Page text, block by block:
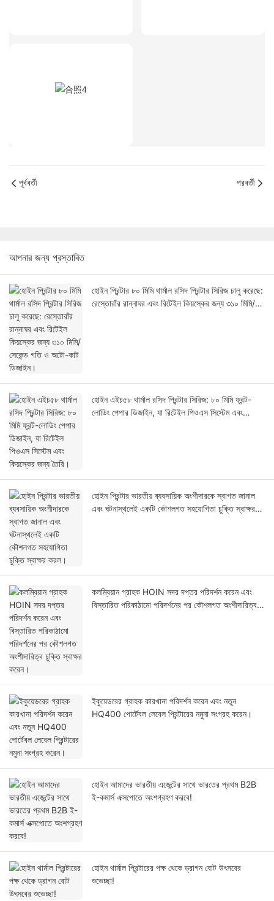
পূর্ববর্তী পরবর্তী
আপনার জন্য প্রস্তাবিত
হোইন প্রিন্টার ৮০ মিমি থার্মাল রসিদ প্রিন্টার সিরিজ চালু করেছে:
রেস্তোরাঁর রান্নাঘর এবং রিটেইল কিয়স্কের জন্য ৩১০ মিমি/
হোইন এইচ৫৮ থার্মাল রসিদ প্রিন্টার সিরিজ: ৮০ মিমি ফ্রন্ট-
লোডিং পেপার ডিজাইন, যা রিটেইল পিওএস সিস্টেম এবং
হোইন প্রিন্টার ভারতীয় ব্যবসায়িক অংশীদারকে স্বাগত জানাল
এবং ঘটনাস্থলেই একটি কৌশলগত সহযোগিতা চুক্তি স্বাক্ষর
কলম্বিয়ান গ্রাহক HOIN সদর দপ্তর পরিদর্শন করেন এবং
বিস্তারিত পরিকাঠামো পরিদর্শনের পর কৌশলগত অংশীদারিত্ব
ইকুয়েডরের গ্রাহক কারখানা পরিদর্শন করেন এবং নতুন
HQ400 পোর্টেবল লেবেল প্রিন্টারের নমুনা সংগ্রহ করেন।
হোইন আমাদের ভারতীয় এজেন্টের সাথে ভারতের প্রথম B2B
ই-কমার্স এক্সপোতে অংশগ্রহণ করবে!
হোইন থার্মাল প্রিন্টারের পক্ষ থেকে ড্রাগন বোট উৎসবের
শুভেচ্ছা!